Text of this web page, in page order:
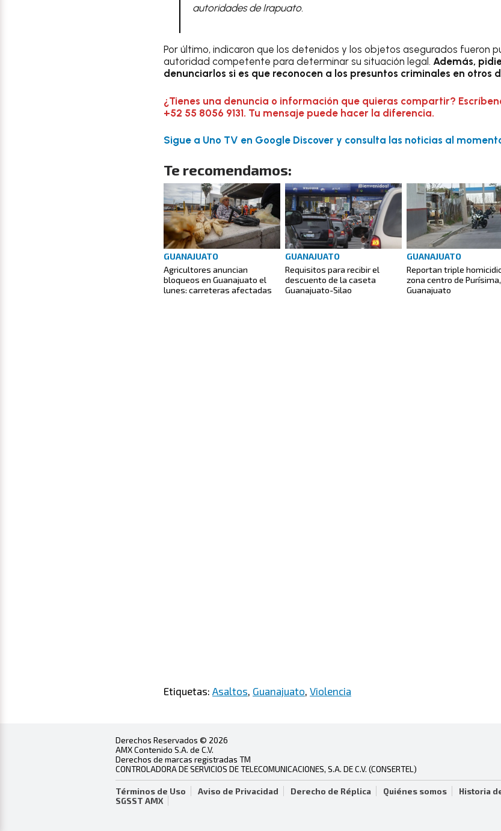
autoridades de Irapuato.
Por último, indicaron que los detenidos y los objetos asegurados fueron
autoridad competente para determinar su situación legal. Además,
denunciarlos si es que reconocen a los presuntos criminales en otros
¿Tienes una denuncia o información que quieras compartir?
+52 55 8056 9131. Tu mensaje puede hacer la diferencia.
Sigue a Uno TV en Google Discover y consulta las noticias al
Te recomendamos:
GUANAJUATO
Agricultores anuncian
bloqueos en Guanajuato el
lunes: carreteras afectadas
GUANAJUATO
Requisitos para recibir el
descuento de la caseta
Guanajuato-Silao
GUANAJUATO
Reportan triple
zona centro de Purísima,
Guanajuato
Etiquetas: Asaltos Guanajuato Violencia
Derechos Reservados © 2026
AMX Contenido S.A. de C.V.
Derechos de marcas registradas TM
CONTROLADORA DE SERVICIOS DE TELECOMUNICACIONES, S.A. DE C.V. (CONSERTEL)
Términos de Uso Aviso de Privacidad Derecho de Réplica Quiénes somos Historia
SGSST AMX